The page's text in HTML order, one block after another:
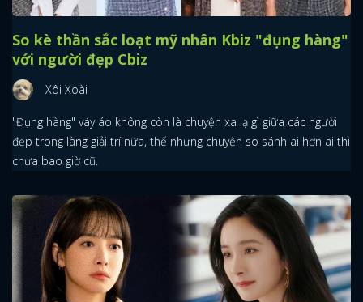
So kè thần sắc loạt mỹ nhân Kbiz "đụng hàng"
với người đẹp Cbiz
Xôi Xoài
"Đụng hàng" váy áo không còn là chuyện xa lạ gì giữa các người
đẹp trong làng giải trí nữa, thế nhưng chuyện so sánh ai hơn ai thì
chưa bao giờ cũ.